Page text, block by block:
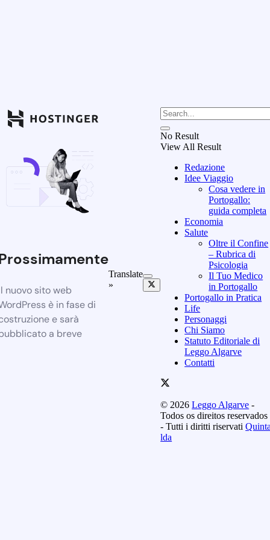
nuovo sito web
è in fase di
e sarà
a breve
Translate
»
No Result
View All Result
Redazione
Idee Viaggio
Cosa vedere in
Portogallo:
guida completa
Economia
Salute
Oltre il Confine
– Rubrica di
Psicologia
Il Tuo Medico
in Portogallo
Portogallo in Pratica
Life
Personaggi
Chi Siamo
Statuto Editoriale di
Leggo Algarve
Contatti
© 2026Leggo Algarve -
Todos os direitos reservados
- Tutti i diritti riservati
lda